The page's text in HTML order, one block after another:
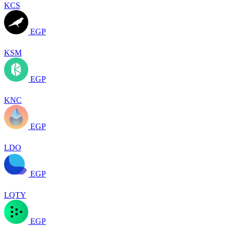
KCS
EGP
KSM
EGP
KNC
EGP
LDO
EGP
LQTY
EGP